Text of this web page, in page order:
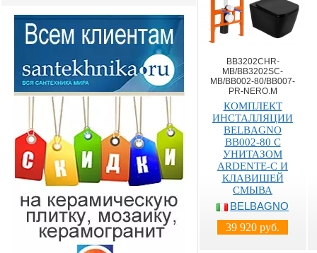
BB3202CHR-
MB/BB3202SC-
MB/BB002-80/BB007-
PR-NERO.M
КОМПЛЕКТ
ИНСТАЛЛЯЦИИ
BELBAGNO
BB002-80 С
УНИТАЗОМ
ARDENTE-C И
КЛАВИШЕЙ
СМЫВА
BELBAGNO
39 920 руб.